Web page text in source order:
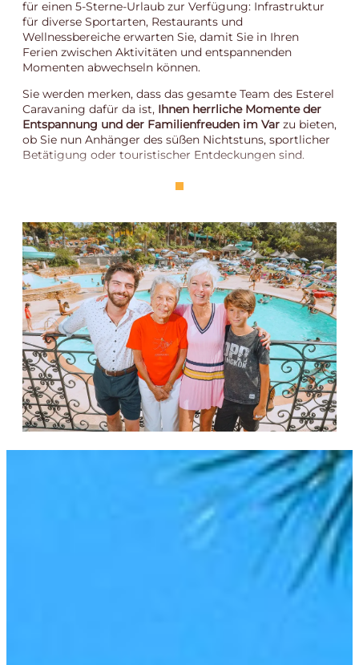
für einen 5-Sterne-Urlaub zur Verfügung: Infrastruktur
für diverse Sportarten, Restaurants und
Wellnessbereiche erwarten Sie, damit Sie in Ihren
Ferien zwischen Aktivitäten und entspannenden
Momenten abwechseln können.
Sie werden merken, dass das gesamte Team des Esterel
Caravaning dafür da ist, Ihnen herrliche Momente der
Entspannung und der Familienfreuden im Var zu bieten,
ob Sie nun Anhänger des süßen Nichtstuns, sportlicher
Betätigung oder touristischer Entdeckungen sind.